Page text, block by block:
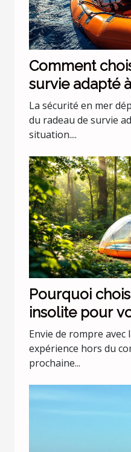
Comment
survie adapté
mer ?
La sécurité en mer
du radeau de survie
situation....
Pourquoi
insolite pour
escapade ?
Envie de rompre
expérience hors du
prochaine...